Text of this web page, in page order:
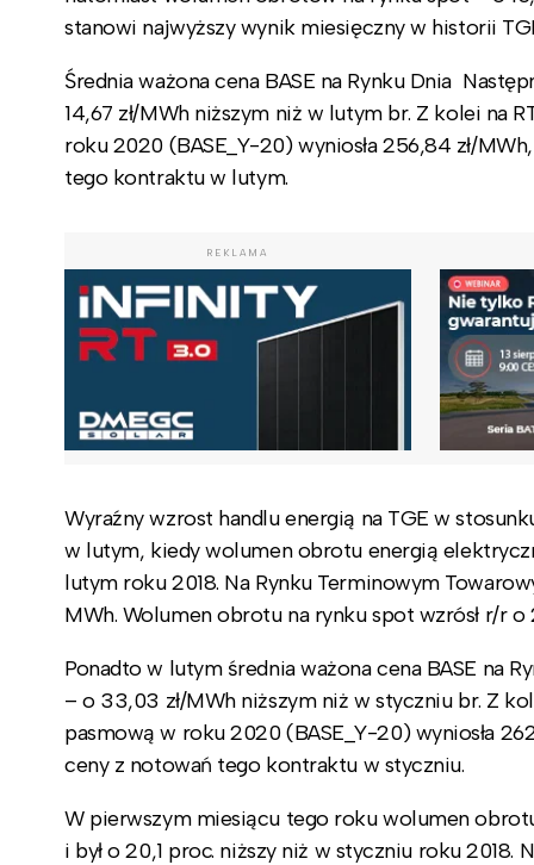
stanowi najwyższy wynik miesięczny w historii
Średnia ważona cena BASE na Rynku Dnia
14,67 zł/MWh niższym niż w lutym br. Z kolei na
roku 2020 (BASE_Y-20) wyniosła 256,84 zł/
tego kontraktu w lutym.
REKLAMA
Wyraźny wzrost handlu energią na TGE w
w lutym, kiedy wolumen obrotu energią
lutym roku 2018. Na Rynku Terminowym
MWh. Wolumen obrotu na rynku spot wzrósł r/r
Ponadto w lutym średnia ważona cena BASE na
– o 33,03 zł/MWh niższym niż w styczniu br. Z
pasmową w roku 2020 (BASE_Y-20) wyniosła
ceny z notowań tego kontraktu w styczniu.
W pierwszym miesiącu tego roku wolumen
i był o 20,1 proc. niższy niż w styczniu roku 2018.